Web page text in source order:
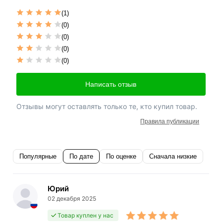
Популярные По дате По оценке Сначала низкие
Юрий
02 декабря 2025
Товар куплен у нас
(1)
(0)
(0)
(0)
(0)
Написать отзыв
Отзывы могут оставлять только те, кто купил товар.
Правила публикации